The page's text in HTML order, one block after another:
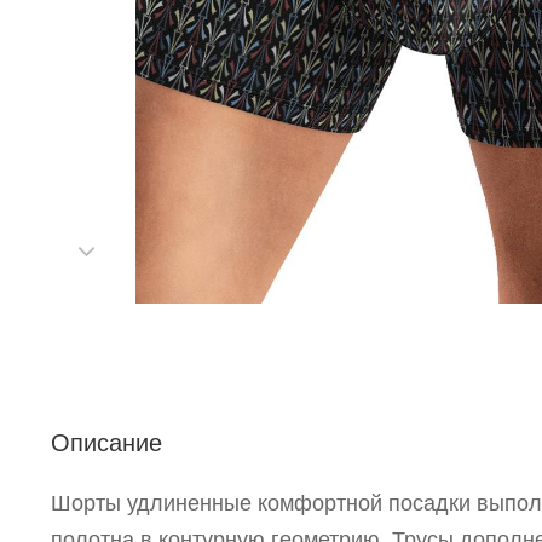
Описание
Шорты удлиненные комфортной посадки